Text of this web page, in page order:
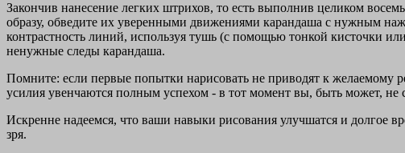
Закончив нанесение легких штрихов, то есть выполнив целиком
образу, обведите их уверенными движениями карандаша с нужным
контрастность линий, используя тушь (с помощью тонкой кисточки
ненужные следы карандаша.
Помните: если первые попытки нарисовать не приводят к желаемому
усилия увенчаются полным успехом - в тот момент вы, быть может, не
Искренне надеемся, что ваши навыки рисования улучшатся и долгое
зря.